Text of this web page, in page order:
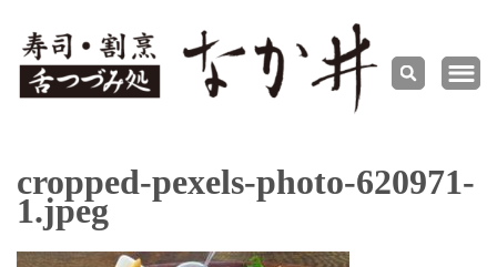
舌づつ
寿司・割烹
cropped-pexels-photo-620971-
1.jpeg